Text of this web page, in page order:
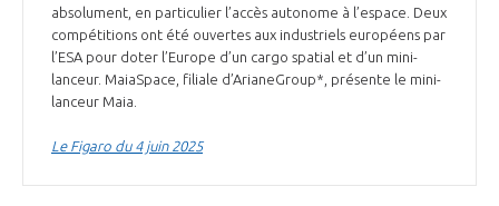
absolument, en particulier l’accès autonome à l’espace. Deux
compétitions ont été ouvertes aux industriels européens par
l’ESA pour doter l’Europe d’un cargo spatial et d’un mini-
lanceur. MaiaSpace, filiale d’ArianeGroup*, présente le mini-
lanceur Maia.
Le Figaro du 4 juin 2025